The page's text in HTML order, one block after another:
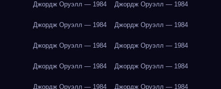
Джордж Оруэлл — 1984 Джордж Оруэлл — 1984
Джордж Оруэлл — 1984 Джордж Оруэлл — 1984
Джордж Оруэлл — 1984 Джордж Оруэлл — 1984
Джордж Оруэлл — 1984 Джордж Оруэлл — 1984
Джордж Оруэлл — 1984 Джордж Оруэлл — 1984